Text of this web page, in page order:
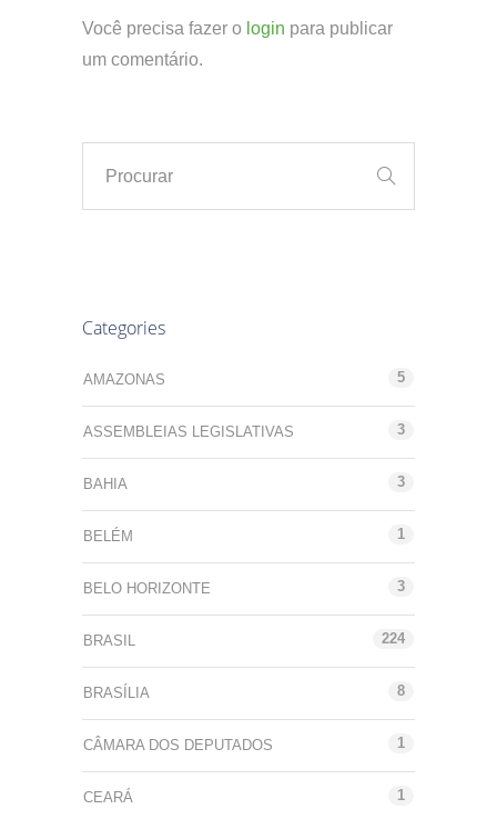
Você precisa fazer o login para publicar
um comentário.
Categories
AMAZONAS 5
ASSEMBLEIAS LEGISLATIVAS 3
BAHIA 3
BELÉM 1
BELO HORIZONTE 3
BRASIL 224
BRASÍLIA 8
CÂMARA DOS DEPUTADOS 1
CEARÁ 1